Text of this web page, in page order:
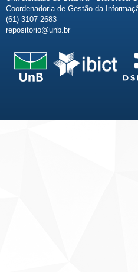
Coordenadoria de Gestão da
(61) 3107-2683
repositorio@unb.br